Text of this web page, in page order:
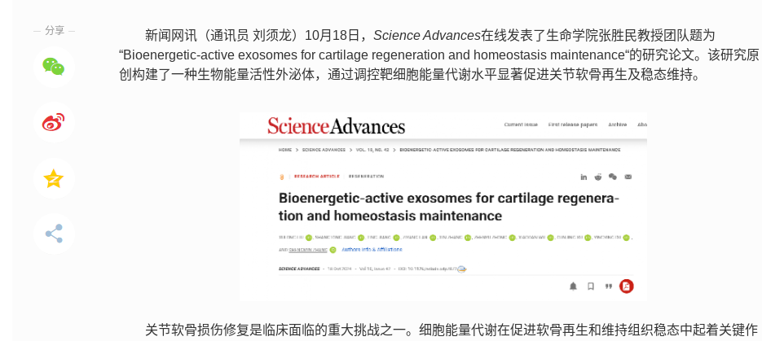
新闻网讯（通讯员 刘须龙）10月18日， Science Advances在线发表了生命学院张胜民教授团队题为
“Bioenergetic-active exosomes for cartilage regeneration and homeostasis maintenance“的研究论文。该研究原
创构建了一种生物能量活性外泌体，通过调控靶细胞能量代谢水平显著促进关节软骨再生及稳态维持。
关节软骨损伤修复是临床面临的重大挑战之一。细胞能量代谢在促进软骨再生和维持组织稳态中起着关键作
分享